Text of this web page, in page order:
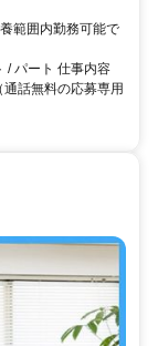
範囲内勤務可能で
/ パート 仕事内容
話無料の応募専用